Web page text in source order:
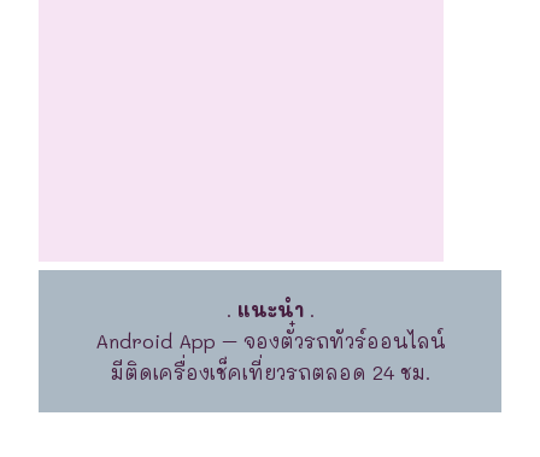
. แนะนำ.
Android App – จองตั๋วรถทัวร์ออนไลน์
มีติดเครื่องเช็คเที่ยวรถตลอด 24 ชม.